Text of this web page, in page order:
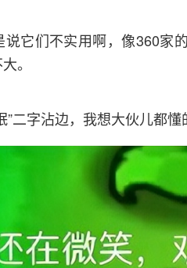
说它们不实用啊，像360家
。
二字沾边，我想大伙儿都懂